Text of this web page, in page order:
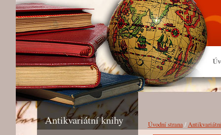
Antikvariátní knihy Úvodní strana/